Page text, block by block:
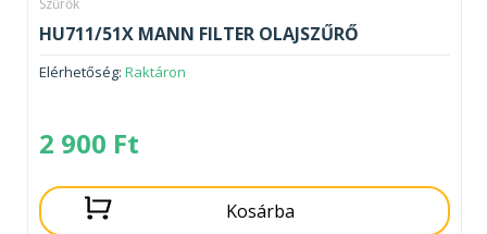
Szűrők
HU711/51X MANN FILTER OLAJSZŰRŐ
Elérhetőség: Raktáron
2 900 Ft
Kosárba